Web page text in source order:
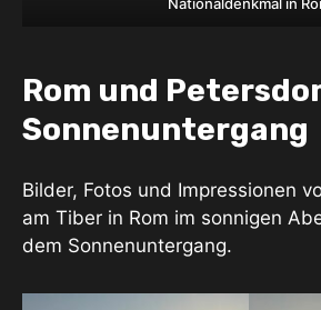
Rom und
Sonnenuntergang
Bilder, Fotos und Impressionen
am Tiber in Rom im sonnigen
dem Sonnenuntergang.